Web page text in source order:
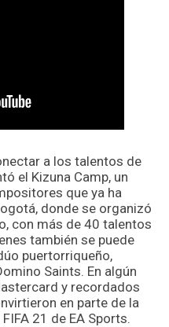
a los talentos de
el Kizuna Camp, un
que ya ha
donde se organizó
con más de 40 talentos
también se puede
puertorriqueño,
Saints. En algún
y recordados
en parte de la
21 de EA Sports.